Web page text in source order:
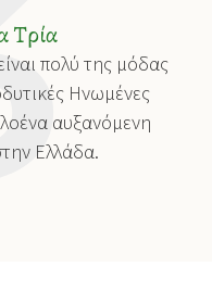
Τρία
πολύ της μόδας
Hνωμένες
αυξανόμενη
Ελλάδα.